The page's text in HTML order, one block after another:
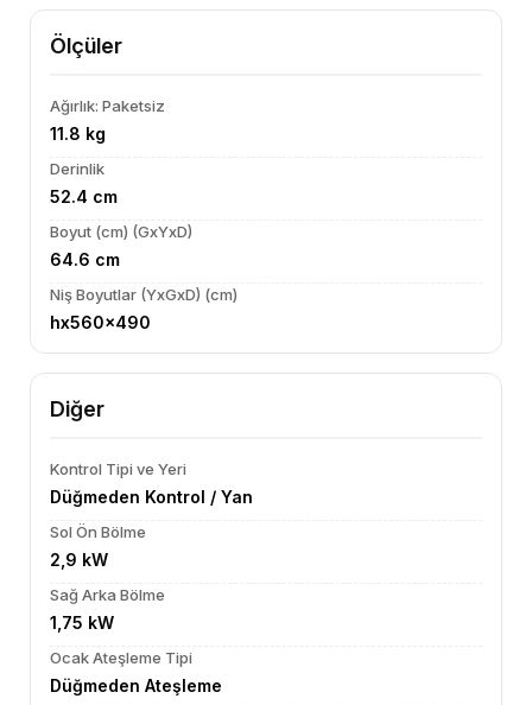
Ölçüler
Ağırlık: Paketsiz
11.8 kg
Derinlik
52.4 cm
Boyut (cm) (GxYxD)
64.6 cm
Niş Boyutlar (YxGxD) (cm)
hx560x490
Diğer
Kontrol Tipi ve Yeri
Düğmeden Kontrol / Yan
Sol Ön Bölme
2,9 kW
Sağ Arka Bölme
1,75 kW
Ocak Ateşleme Tipi
Düğmeden Ateşleme